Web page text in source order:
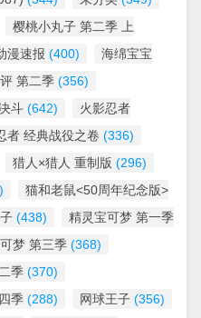
樱桃小丸子 第二季 上
漫速报 (400)
海绵宝宝
第二季 (356)
斗 (642)
火影忍者
者 经典战役之卷 (336)
猎人×猎人 重制版 (296)
猫和老鼠<50周年纪念版>
(438)
精灵宝可梦 第一季
梦 第三季 (368)
季 (370)
季 (288) 网球王子 (356)